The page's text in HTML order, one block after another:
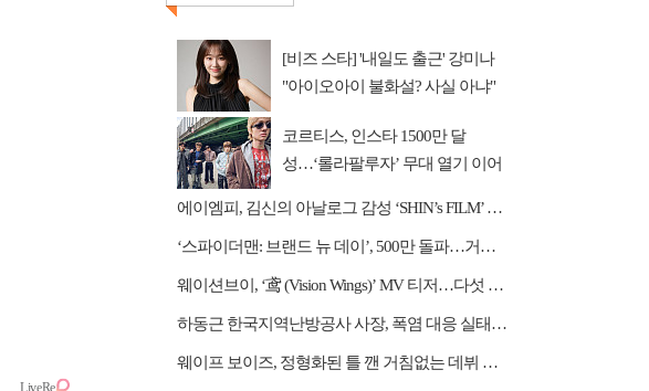
[비즈 스타] '내일도 출근' 강미나
"아이오아이 불화설? 사실 아냐"
코르티스, 인스타 1500만 달
성…‘롤라팔루자’ 무대 열기 이어
에이엠피, 김신의 아날로그 감성 ‘SHIN’s FILM’ 공개
‘스파이더맨: 브랜드 뉴 데이’, 500만 돌파…거침없는 흥행 질주
웨이션브이, ‘鸢 (Vision Wings)’ MV 티저…다섯 전사들의 강렬한 비상
하동근 한국지역난방공사 사장, 폭염 대응 실태 점검 "안전관리에 최선을 다할 것"
웨이프 보이즈, 정형화된 틀 깬 거침없는 데뷔 행보